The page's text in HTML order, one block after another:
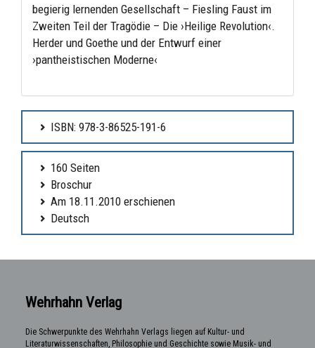
begierig lernenden Gesellschaft – Fiesling Faust im
Zweiten Teil der Tragödie – Die ›Heilige Revolution‹.
Herder und Goethe und der Entwurf einer
›pantheistischen Moderne‹
ISBN: 978-3-86525-191-6
160 Seiten
Broschur
Am 18.11.2010 erschienen
Deutsch
Wehrhahn Verlag
Die Schwerpunkte des Wehrhahn Verlags liegen auf Kultur- und
Literaturwissenschaften, Philosophie und Geschichte sowie Musik- und